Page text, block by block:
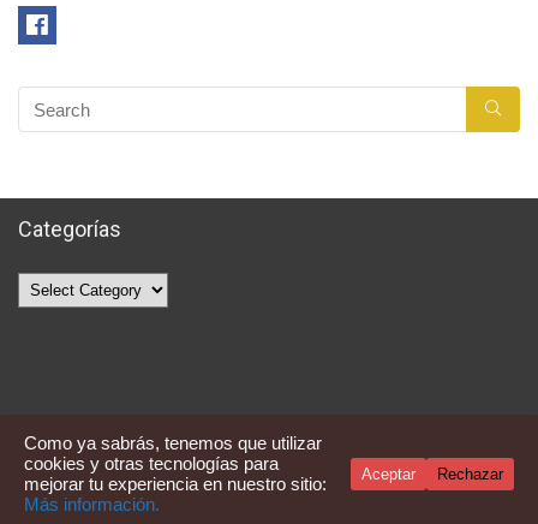
Categorías
Categorías
Como ya sabrás, tenemos que utilizar
cookies y otras tecnologías para
mejorar tu experiencia en nuestro sitio:
Más información.
Aceptar Rechazar